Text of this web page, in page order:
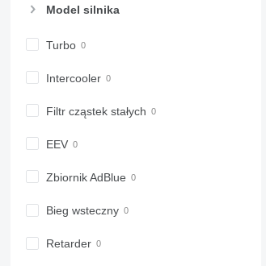
Model silnika
Turbo
Intercooler
Filtr cząstek stałych
EEV
Zbiornik AdBlue
Bieg wsteczny
Retarder